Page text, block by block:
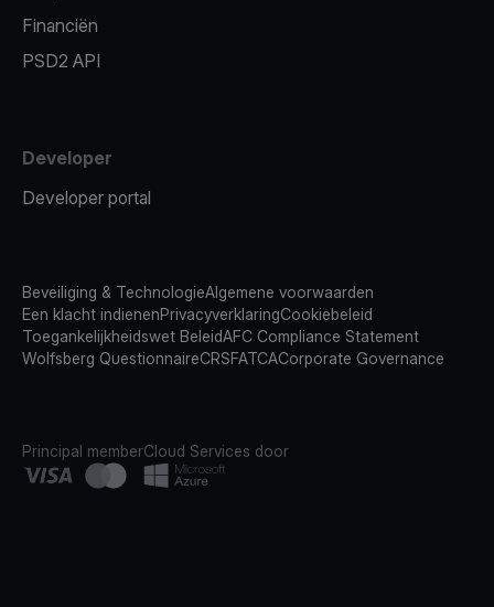
Financiën
PSD2 API
Developer
Developer portal
Beveiliging & TechnologieAlgemene voorwaarden
Een klacht indienenPrivacyverklaringCookiebeleid
Toegankelijkheidswet BeleidAFC Compliance Statement
Wolfsberg QuestionnaireCRSFATCACorporate Governance
Principal memberCloud Services door